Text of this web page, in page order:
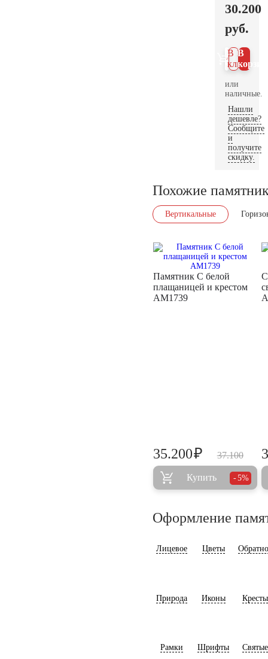
30.200
руб.
В
В 1
клик
или
наличные.
Нашли
дешевле?
Сообщите
и
получите
скидку.
Похожие
Вертикальные
Памятник С белой
плащаницей и крестом
AM1739
37.100
35.200₽
Купить 5%
Оформление
Лицевое Цветы
Природа Иконы Кресты
Рамки Шрифты Святые